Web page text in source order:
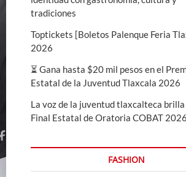
tradiciones
Toptickets [Boletos Palenque Feria
2026
⏳ Gana hasta $20 mil pesos en el
Estatal de la Juventud Tlaxcala 2026
La voz de la juventud tlaxcalteca brilla
Final Estatal de Oratoria COBAT 2026
FASHION